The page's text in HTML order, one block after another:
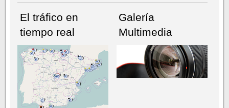
NÚMERO ACTUALHEMEROTECA
El tráfico en
tiempo real
Galería
Multimedia